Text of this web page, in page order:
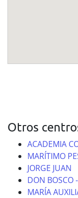
Otros
ACADEMIA
MARÍTIMO
JORGE JUAN
DON BOSCO
MARÍA